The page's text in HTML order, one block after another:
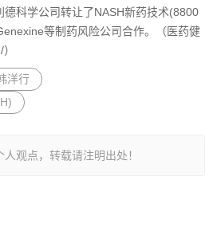
科学公司转让了NASH新药技术(8800
等制药风险公司合作。（医药健
洋行
观点，转载请注明出处！